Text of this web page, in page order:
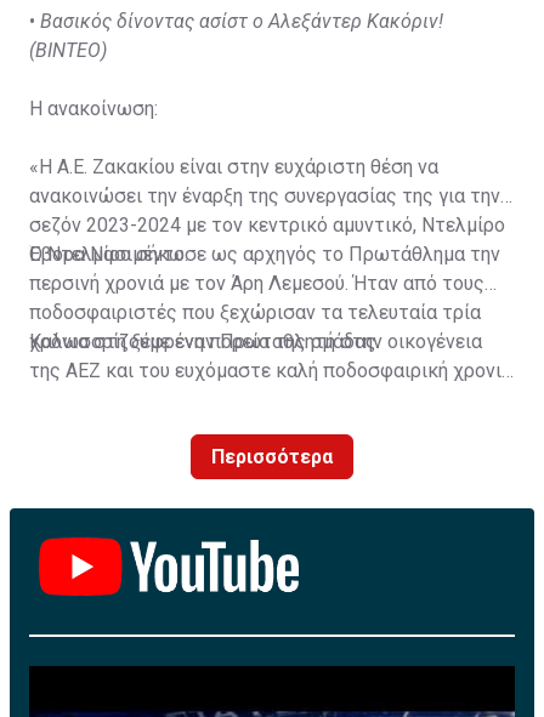
• Βασικός δίνοντας ασίστ ο Αλεξάντερ Κακόριν!
(ΒΙΝΤΕΟ)
Η ανακοίνωση:
«Η Α.Ε. Ζακακίου είναι στην ευχάριστη θέση να
ανακοινώσει την έναρξη της συνεργασίας της για την
σεζόν 2023-2024 με τον κεντρικό αμυντικό, Ντελμίρο
Έβορα Νασιμέντο.
Ο Ντελμίρο σήκωσε ως αρχηγός το Πρωτάθλημα την
περσινή χρονιά με τον Άρη Λεμεσού. Ήταν από τους
ποδοσφαιριστές που ξεχώρισαν τα τελευταία τρία
χρόνια στη ξέφρενη πορεία της ομάδας.
Καλωσορίζουμε έναν Πρωταθλητή στην οικογένεια
της ΑΕΖ και του ευχόμαστε καλή ποδοσφαιρική χρονιά
Περισσότερα